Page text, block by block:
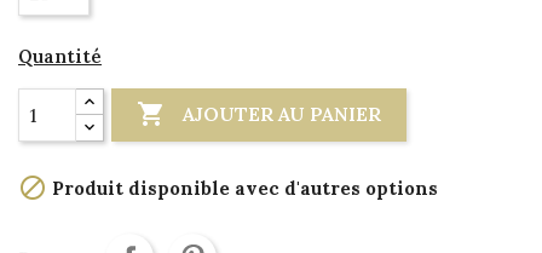
Quantité
 AJOUTER AU PANIER
 Produit disponible avec d'autres options